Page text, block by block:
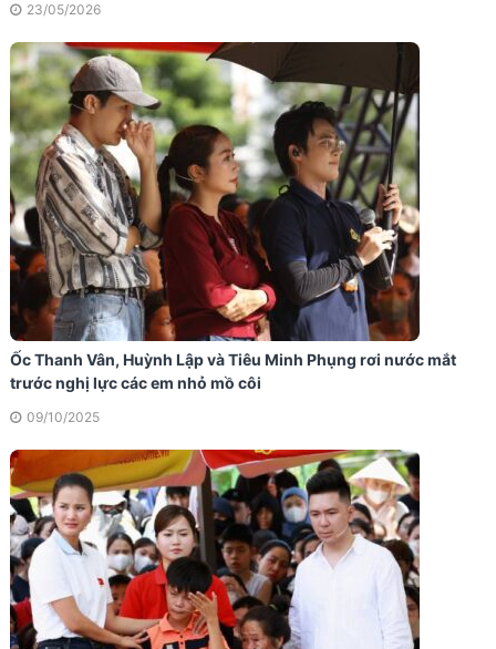
23/05/2026
Ốc Thanh Vân, Huỳnh Lập và Tiêu Minh Phụng rơi nước mắt
trước nghị lực các em nhỏ mồ côi
09/10/2025